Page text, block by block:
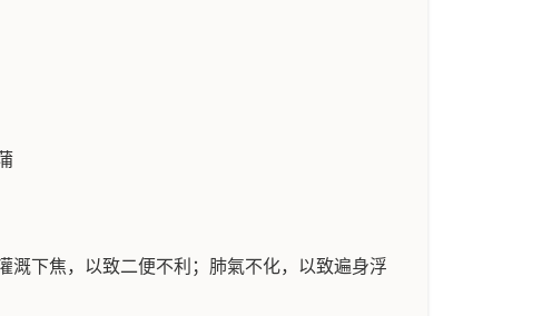
溉下焦，以致二便不利；肺氣不化，以致遍身浮